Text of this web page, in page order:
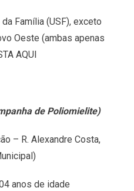
Família (USF), exceto
Oeste (ambas apenas
AQUI
de Poliomielite)
– R. Alexandre Costa,
anos de idade